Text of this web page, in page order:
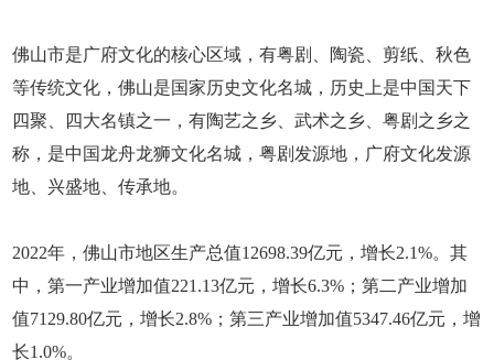
佛山市是广府文化的核心区域，有粤剧、陶瓷、剪纸、秋色
等传统文化，佛山是国家历史文化名城，历史上是中国天下
四聚、四大名镇之一，有陶艺之乡、武术之乡、粤剧之乡之
称，是中国龙舟龙狮文化名城，粤剧发源地，广府文化发源
地、兴盛地、传承地。
2022年，佛山市地区生产总值12698.39亿元，增长2.1%。其
中，第一产业增加值221.13亿元，增长6.3%；第二产业增加
值7129.80亿元，增长2.8%；第三产业增加值5347.46亿元，增
长1.0%。